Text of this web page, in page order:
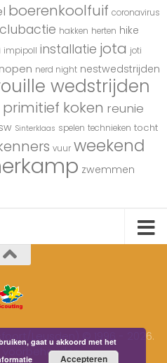
boerenkoolfuif coronavirus
hakken herten hike
impipoll installatie jota joti
nerd night nestwedstrijden
wedstrijden
primitief koken reunie
Sinterklaas spelen technieken tocht
vuur weekend
zwemmen
Leusden) © 1996 - 2026.
voorbehouden.
gaat u akkoord met het
Accepteren